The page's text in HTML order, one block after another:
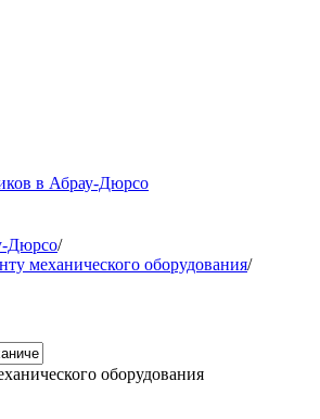
в Абрау-Дюрсо
Дюрсо/
механического оборудования/
оборудования